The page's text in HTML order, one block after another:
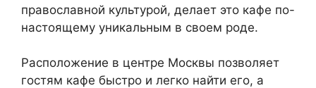
православной культурой, делает это кафе по-
настоящему уникальным в своем роде.
Расположение в центре Москвы позволяет
гостям кафе быстро и легко найти его, а